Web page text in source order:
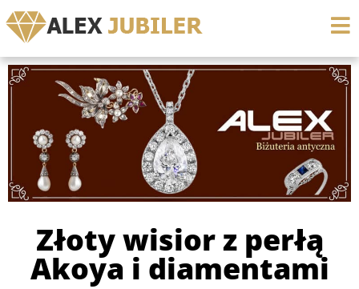
Złoty wisior z perłą
Akoya i diamentami